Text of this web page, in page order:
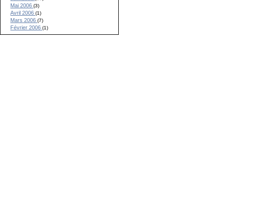
Mai 2006(3)
Avril 2006(1)
Mars 2006(7)
Février 2006(1)